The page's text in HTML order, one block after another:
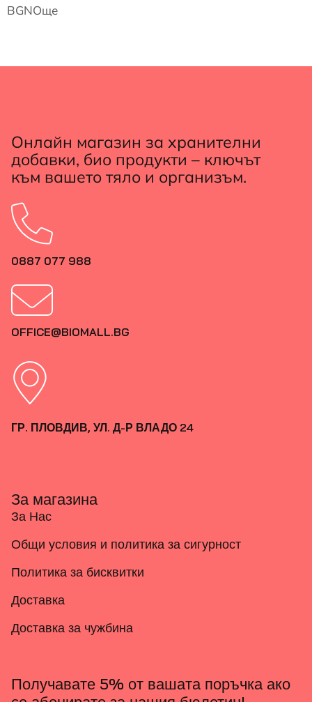
BGNОще
Онлайн магазин за хранителни
добавки, био продукти – ключът
към вашето тяло и организъм.
0887 077 988
OFFICE@BIOMALL.BG
ГР. ПЛОВДИВ, УЛ. Д-Р ВЛАДО 24
За магазина
За Нас
Общи условия и политика за сигурност
Политика за бисквитки
Доставка
Доставка за чужбина
Получавате 5% от вашата поръчка ако